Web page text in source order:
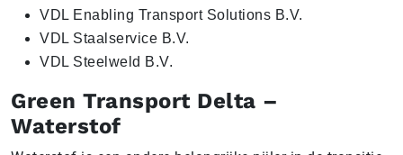
VDL Enabling Transport Solutions B.V.
VDL Staalservice B.V.
VDL Steelweld B.V.
Green Transport Delta –
Waterstof